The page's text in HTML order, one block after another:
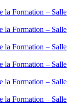
la Formation – Salle
la Formation – Salle
la Formation – Salle
la Formation – Salle
la Formation – Salle
la Formation – Salle